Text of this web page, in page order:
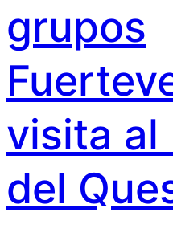
grupos
visita al
del